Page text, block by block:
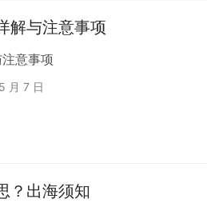
解与注意事项
意事项
月 7 日
？出海须知